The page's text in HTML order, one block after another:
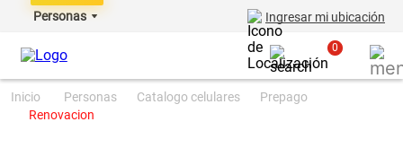
Personas Ingresar mi ubicación
0
personas catalogo celulares
prepago
renovacion